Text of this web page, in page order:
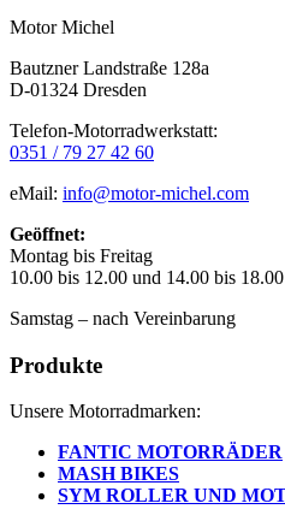
Motor Michel
Bautzner Landstraße 128a
D-01324 Dresden
Telefon-Motorradwerkstatt:
0351 / 79 27 42 60
eMail: info@motor-michel.com
Geöffnet:
Montag bis Freitag
10.00 bis 12.00 und 14.00 bis
Samstag – nach Vereinbarung
Produkte
Unsere Motorradmarken:
FANTIC MOTORRÄDER
MASH BIKES
SYM ROLLER UND